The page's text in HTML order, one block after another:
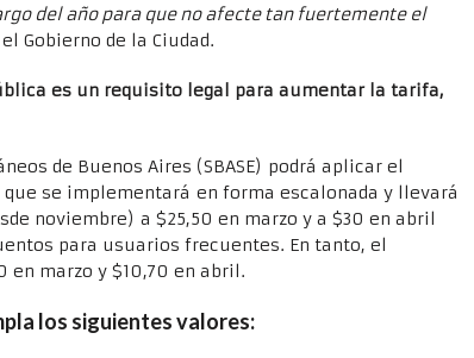
del año para que no afecte tan fuertemente el
Gobierno de la Ciudad.
es un requisito legal para aumentar la tarifa,
de Buenos Aires (SBASE) podrá aplicar el
se implementará en forma escalonada y llevará
noviembre) a $25,50 en marzo y a $30 en abril
para usuarios frecuentes. En tanto, el
en marzo y $10,70 en abril.
los siguientes valores: